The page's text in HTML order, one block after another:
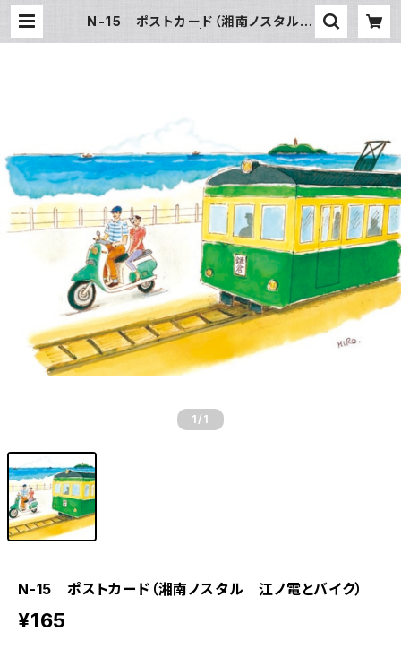
N-15 ポストカード（湘南ノスタル
1 /1
N-15 ポストカード（湘南ノスタル 江ノ電とバイク）
¥165